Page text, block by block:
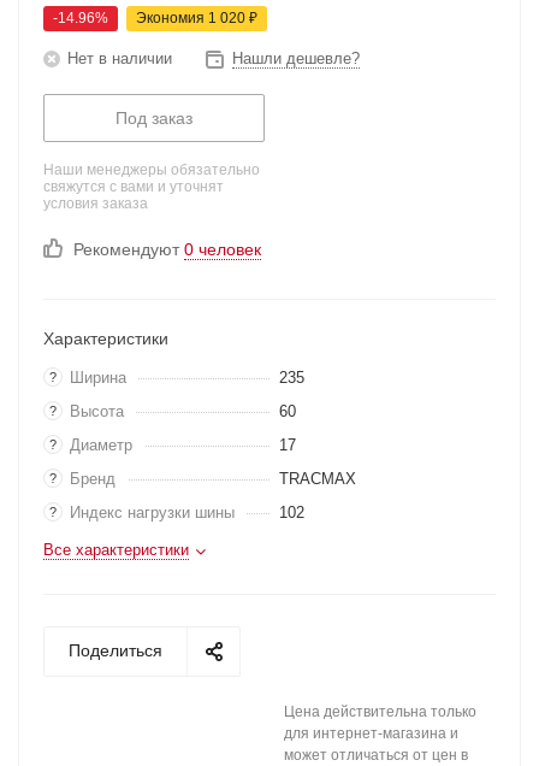
-14.96% Экономия 1 020 ₽
Нет в наличии Нашли дешевле?
Под заказ
Наши менеджеры обязательно
свяжутся с вами и уточнят
условия заказа
Рекомендуют0 человек
Характеристики
? Ширина 235
? Высота 60
? Диаметр 17
? Бренд TRACMAX
? Индекс нагрузки шины 102
Все характеристики
Поделиться
Цена действительна только
для интернет-магазина и
может отличаться от цен в